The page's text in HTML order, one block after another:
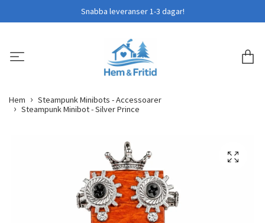
Snabba leveranser 1-3 dagar!
Hem
Steampunk Minibots - Accessoarer
Steampunk Minibot - Silver Prince